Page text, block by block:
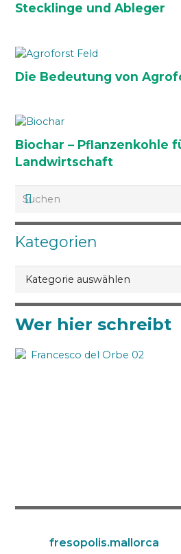
Stecklinge und Ableger
Die Bedeutung von
Biochar – Pflanzenkohle
Landwirtschaft
Kategorien
Wer hier schreibt
fresopolis.mallorca